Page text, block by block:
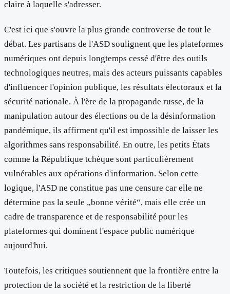
claire à laquelle s'adresser.
C'est ici que s'ouvre la plus grande controverse de tout le
débat. Les partisans de l'ASD soulignent que les plateformes
numériques ont depuis longtemps cessé d'être des outils
technologiques neutres, mais des acteurs puissants capables
d'influencer l'opinion publique, les résultats électoraux et la
sécurité nationale. À l'ère de la propagande russe, de la
manipulation autour des élections ou de la désinformation
pandémique, ils affirment qu'il est impossible de laisser les
algorithmes sans responsabilité. En outre, les petits États
comme la République tchèque sont particulièrement
vulnérables aux opérations d'information. Selon cette
logique, l'ASD ne constitue pas une censure car elle ne
détermine pas la seule „bonne vérité“, mais elle crée un
cadre de transparence et de responsabilité pour les
plateformes qui dominent l'espace public numérique
aujourd'hui.
Toutefois, les critiques soutiennent que la frontière entre la
protection de la société et la restriction de la liberté